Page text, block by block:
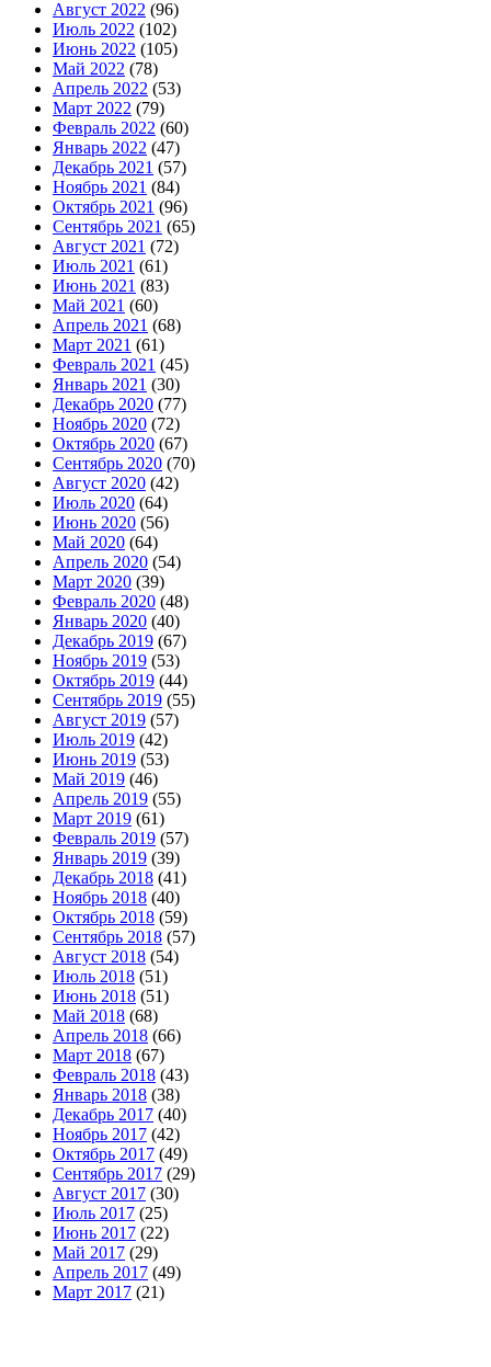
Август 2022 (96)
Июль 2022 (102)
Июнь 2022 (105)
Май 2022 (78)
Апрель 2022 (53)
Март 2022 (79)
Февраль 2022 (60)
Январь 2022 (47)
Декабрь 2021 (57)
Ноябрь 2021 (84)
Октябрь 2021 (96)
Сентябрь 2021 (65)
Август 2021 (72)
Июль 2021 (61)
Июнь 2021 (83)
Май 2021 (60)
Апрель 2021 (68)
Март 2021 (61)
Февраль 2021 (45)
Январь 2021 (30)
Декабрь 2020 (77)
Ноябрь 2020 (72)
Октябрь 2020 (67)
Сентябрь 2020 (70)
Август 2020 (42)
Июль 2020 (64)
Июнь 2020 (56)
Май 2020 (64)
Апрель 2020 (54)
Март 2020 (39)
Февраль 2020 (48)
Январь 2020 (40)
Декабрь 2019 (67)
Ноябрь 2019 (53)
Октябрь 2019 (44)
Сентябрь 2019 (55)
Август 2019 (57)
Июль 2019 (42)
Июнь 2019 (53)
Май 2019 (46)
Апрель 2019 (55)
Март 2019 (61)
Февраль 2019 (57)
Январь 2019 (39)
Декабрь 2018 (41)
Ноябрь 2018 (40)
Октябрь 2018 (59)
Сентябрь 2018 (57)
Август 2018 (54)
Июль 2018 (51)
Июнь 2018 (51)
Май 2018 (68)
Апрель 2018 (66)
Март 2018 (67)
Февраль 2018 (43)
Январь 2018 (38)
Декабрь 2017 (40)
Ноябрь 2017 (42)
Октябрь 2017 (49)
Сентябрь 2017 (29)
Август 2017 (30)
Июль 2017 (25)
Июнь 2017 (22)
Май 2017 (29)
Апрель 2017 (49)
Март 2017 (21)